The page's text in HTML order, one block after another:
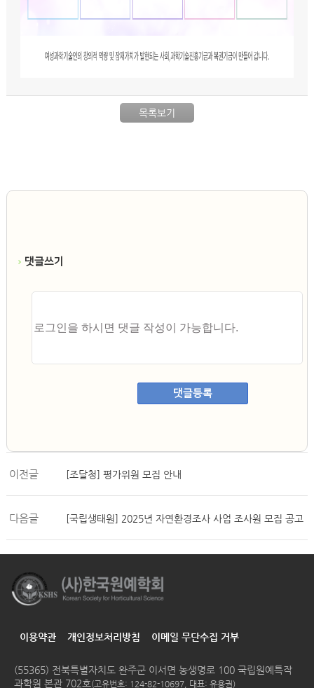
목록보기
댓글쓰기
댓글등록
이전글 [조달청] 평가위원 모집 안내
다음글 [국립생태원] 2025년 자연환경조사 사업 조사원 모집 공고
이용약관 개인정보처리방침 이메일 무단수집 거부
(55365) 전북특별자치도 완주군 이서면 농생명로 100 국립원예특작
과학원 본관 702호(고유번호: 124-82-10697, 대표: 유용권)